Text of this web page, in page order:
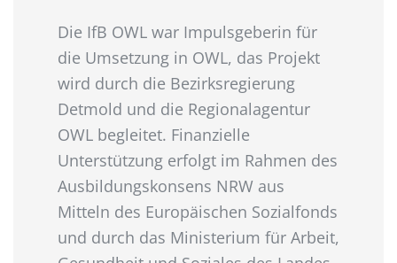
Die IfB OWL war Impulsgeberin für
die Umsetzung in OWL, das Projekt
wird durch die Bezirksregierung
Detmold und die Regionalagentur
OWL begleitet. Finanzielle
Unterstützung erfolgt im Rahmen des
Ausbildungskonsens NRW aus
Mitteln des Europäischen Sozialfonds
und durch das Ministerium für Arbeit,